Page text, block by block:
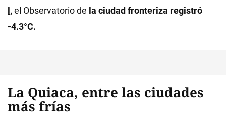
,el Observatorio de la ciudad fronteriza registró
-4.3°C.
La Quiaca, entre las ciudades
más frías